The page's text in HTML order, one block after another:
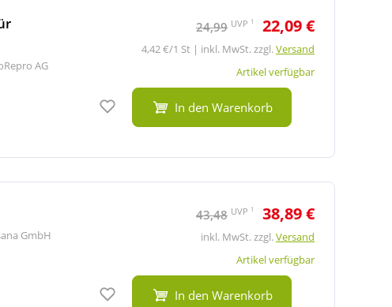
AG
24,99 UVP 1 22,09 €
4,42 €/1 St | inkl. MwSt. zzgl.Versand
Artikel verfügbar
Auf den Merkzettel
In den Warenkorb
GmbH
43,48 UVP 1 38,89 €
inkl. MwSt. zzgl.Versand
Artikel verfügbar
Auf den Merkzettel
In den Warenkorb